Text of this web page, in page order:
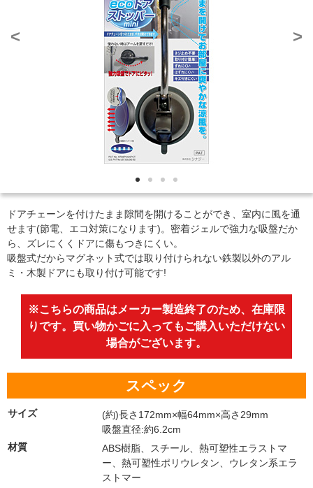
< >
ドアチェーンを付けたまま隙間を開けることができ、室内に風を通
せます(節電、エコ対策になります)。密着ジェルで強力な吸盤だか
ら、ズレにくくドアに傷もつきにくい。
吸盤式だからマグネット式では取り付けられない鉄製以外のアル
ミ・木製ドアにも取り付け可能です!
※こちらの商品はメーカー製造終了のため、在庫限
りです。買い物かごに入ってもご購入いただけない
場合がございます。
スペック
サイズ
(約)長さ172mm×幅64mm×高さ29mm
吸盤直径:約6.2cm
材質
ABS樹脂、スチール、熱可塑性エラストマ
ー、熱可塑性ポリウレタン、ウレタン系エラ
ストマー